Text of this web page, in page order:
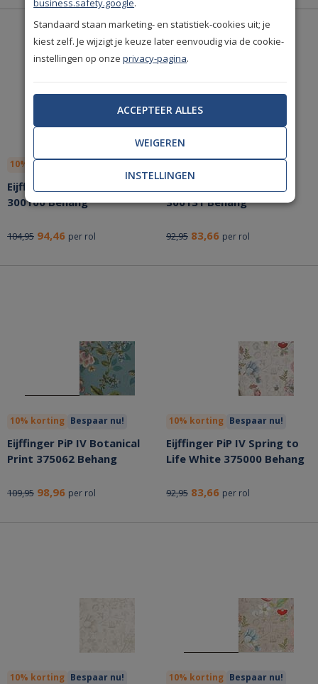
10% korting Bespaar nu!
Eijffinger Pip Studio 5
300100 Behang
104,95 94,46 per rol
10% korting Bespaar nu!
300131 Behang
92,95 83,66 per rol
10% korting Bespaar nu!
Eijffinger PiP IV Botanical
Print 375062 Behang
109,95 98,96 per rol
10% korting Bespaar nu!
Eijffinger PiP IV Spring to
Life White 375000 Behang
92,95 83,66 per rol
10% korting Bespaar nu! 10% korting Bespaar nu!
business.safety.google.
Standaard staan marketing- en statistiek-cookies uit; je
kiest zelf. Je wijzigt je keuze later eenvoudig via de cookie-
instellingen op onzeprivacy-pagina.
ACCEPTEER ALLES
WEIGEREN
INSTELLINGEN